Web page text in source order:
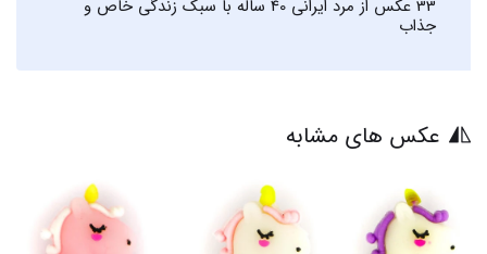
33 عکس از مرد ایرانی 40 ساله با سبک زندگی خاص و
جذاب
عکس های مشابه